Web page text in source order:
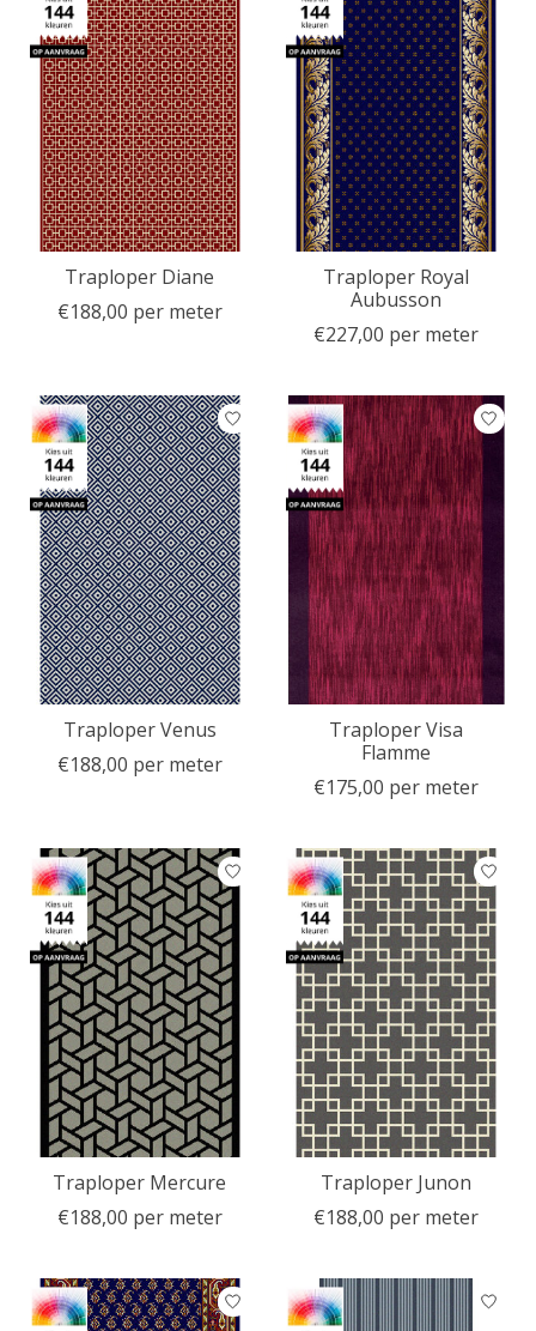
Traploper Diane
€188,00 per meter
Traploper Royal
Aubusson
€227,00 per meter
Traploper Venus
€188,00 per meter
Traploper Visa
Flamme
€175,00 per meter
Traploper Mercure
€188,00 per meter
Traploper Junon
€188,00 per meter